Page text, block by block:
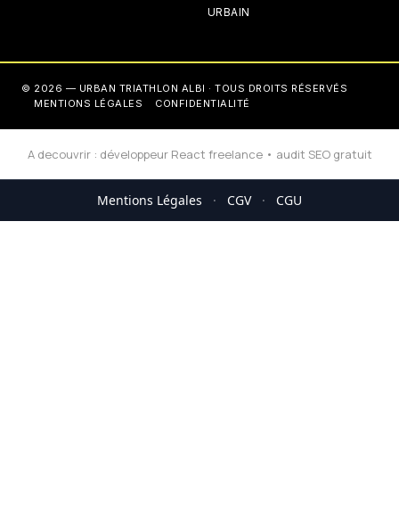
URBAIN
© 2026 — URBAN TRIATHLON ALBI · TOUS DROITS RÉSERVÉS
MENTIONS LÉGALES
CONFIDENTIALITÉ
A decouvrir : développeur React freelance• audit SEO gratuit
Mentions Légales · CGV · CGU